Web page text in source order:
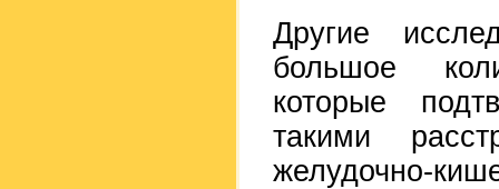
Другие
большое
которые
такими
желудочно-